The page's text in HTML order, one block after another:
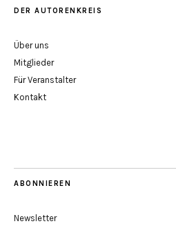
DER AUTORENKREIS
Über uns
Mitglieder
Für Veranstalter
Kontakt
ABONNIEREN
Newsletter